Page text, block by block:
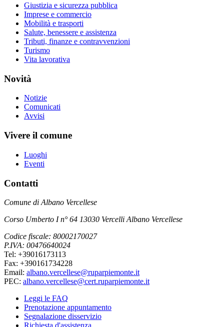
Giustizia e sicurezza pubblica
Imprese e commercio
Mobilità e trasporti
Salute, benessere e assistenza
Tributi, finanze e contravvenzioni
Turismo
Vita lavorativa
Novità
Notizie
Comunicati
Avvisi
Vivere il comune
Luoghi
Eventi
Contatti
Comune di Albano Vercellese
Corso Umberto I n° 64 13030 Vercelli Albano Vercellese
Codice fiscale: 80002170027
P.IVA: 00476640024
Tel: +39016173113
Fax: +390161734228
Email: albano.vercellese@ruparpiemonte.it
PEC: albano.vercellese@cert.ruparpiemonte.it
Leggi le FAQ
Prenotazione appuntamento
Segnalazione disservizio